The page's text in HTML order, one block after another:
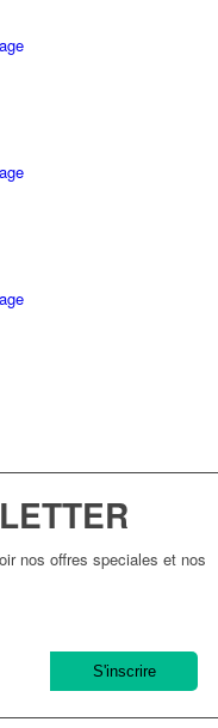
nos offres speciales et nos